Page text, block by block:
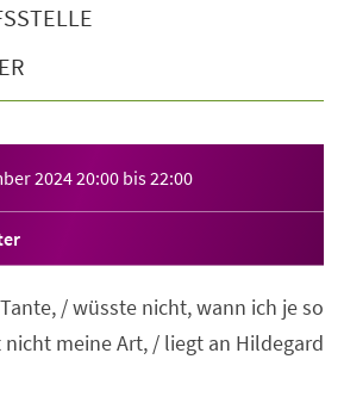
202420:00 bis22:00
/ wüsste nicht, wann ich je so
meine Art, / liegt an Hildegard